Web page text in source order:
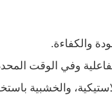
والكفاءة.
وفي الوقت
والخشبية